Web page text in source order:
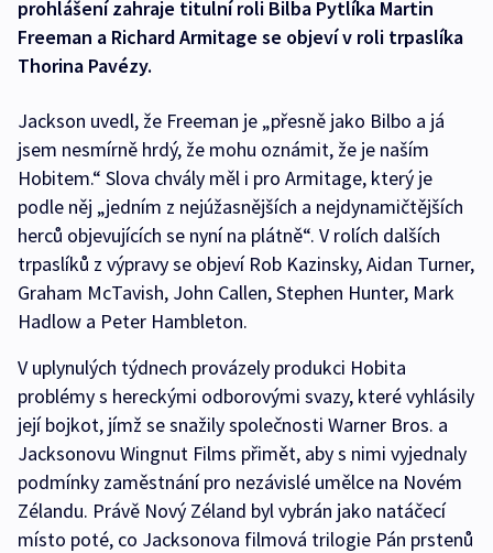
prohlášení zahraje titulní roli Bilba Pytlíka Martin
Freeman a Richard Armitage se objeví v roli trpaslíka
Thorina Pavézy.
Jackson uvedl, že Freeman je „přesně jako Bilbo a já
jsem nesmírně hrdý, že mohu oznámit, že je naším
Hobitem.“ Slova chvály měl i pro Armitage, který je
podle něj „jedním z nejúžasnějších a nejdynamičtějších
herců objevujících se nyní na plátně“. V rolích dalších
trpaslíků z výpravy se objeví Rob Kazinsky, Aidan Turner,
Graham McTavish, John Callen, Stephen Hunter, Mark
Hadlow a Peter Hambleton.
V uplynulých týdnech provázely produkci Hobita
problémy s hereckými odborovými svazy, které vyhlásily
její bojkot, jímž se snažily společnosti Warner Bros. a
Jacksonovu Wingnut Films přimět, aby s nimi vyjednaly
podmínky zaměstnání pro nezávislé umělce na Novém
Zélandu. Právě Nový Zéland byl vybrán jako natáčecí
místo poté, co Jacksonova filmová trilogie Pán prstenů